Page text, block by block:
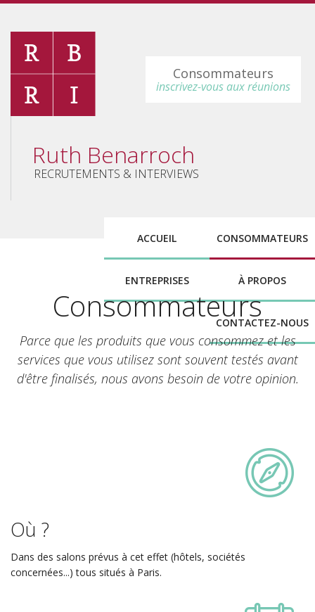
Ruth Benarroch
RECRUTEMENTS & INTERVIEWS
Consommateurs
inscrivez-vous aux réunions
ACCUEIL CONSOMMATEURS
ENTREPRISES À PROPOS
CONTACTEZ-NOUS
Consommateurs
Parce que les produits que vous consommez et les
services que vous utilisez sont souvent testés avant
d'être finalisés, nous avons besoin de votre opinion.
Où ?
Dans des salons prévus à cet effet (hôtels, sociétés
concernées...) tous situés à Paris.